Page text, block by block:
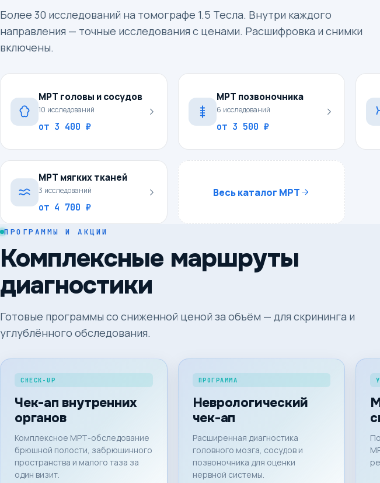
Более 30 исследований на томографе 1.5 Тесла. Внутри каждого
направления — точные исследования с ценами. Расшифровка и снимки
включены.
МРТ головы и сосудов
10 исследований
от 3 400 ₽
МРТ позвоночника
6 исследований
от 3 500 ₽
МРТ мягких тканей
3 исследований
от 4 700 ₽
Весь каталог МРТ
ПРОГРАММЫ И АКЦИИ
Комплексные маршруты
диагностики
Готовые программы со сниженной ценой за объём — для скрининга и
углублённого обследования.
CHECK-UP
Чек-ап внутренних
органов
Комплексное МРТ-обследование
брюшной полости, забрюшинного
пространства и малого таза за
один визит.
ПРОГРАММА
Неврологический
чек-ап
Расширенная диагностика
головного мозга, сосудов и
позвоночника для оценки
нервной системы.